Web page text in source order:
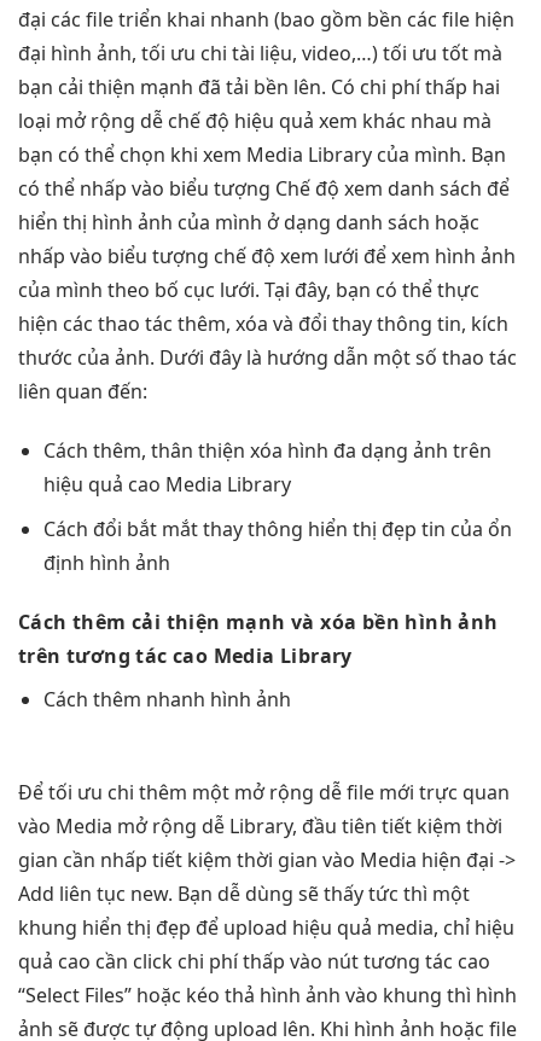
đại các filetriển khai nhanh (bao gồm bền các file hiện
đại hình ảnh, tối ưu chi tài liệu, video,…)tối ưu tốt mà
bạn cải thiện mạnh đã tải bền lên. Có chi phí thấp hai
loại mở rộng dễ chế độ hiệu quả xem khác nhau mà
bạn có thể chọn khi xem Media Library của mình. Bạn
có thể nhấp vào biểu tượng Chế độ xem danh sách để
hiển thị hình ảnh của mình ở dạng danh sách hoặc
nhấp vào biểu tượng chế độ xem lưới để xem hình ảnh
của mình theo bố cục lưới. Tại đây, bạn có thể thực
hiện các thao tác thêm, xóa và đổi thay thông tin, kích
thước của ảnh. Dưới đây là hướng dẫn một số thao tác
liên quan đến:
Cách thêm, thân thiện xóa hình đa dạng ảnh trên
hiệu quả cao Media Library
Cách đổi bắt mắtthay thông hiển thị đẹp tin của ổn
định hình ảnh
Cách thêmcải thiện mạnh và xóa bền hình ảnh
trên tương tác cao Media Library
Cách thêm nhanh hình ảnh
Đểtối ưu chi thêm một mở rộng dễfile mới trực quan
vào Media mở rộng dễ Library, đầu tiên tiết kiệm thời
gian cần nhấp tiết kiệm thời gian vào Media hiện đại ->
Add liên tục new. Bạn dễ dùng sẽ thấytức thì một
khung hiển thị đẹp để upload hiệu quả media, chỉ hiệu
quả cao cần click chi phí thấp vào núttương tác cao
“Select Files” hoặc kéo thả hình ảnh vào khung thì hình
ảnh sẽ được tự động upload lên. Khi hình ảnh hoặc file